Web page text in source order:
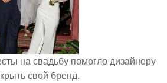
на свадьбу помогло дизайнеру
свой бренд.